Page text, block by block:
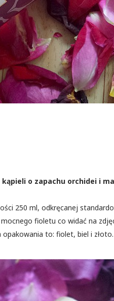
kąpieli o zapachu orchidei i
250 ml, odkręcanej
fioletu co widać na
to: fiolet, biel i złoto.